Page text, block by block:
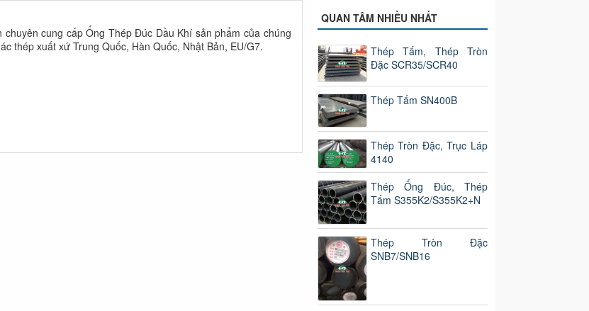
chuyên cung cấp Ống Thép Đúc Dầu Khí sản phẩm của chúng
thép xuất xứ Trung Quốc, Hàn Quốc, Nhật Bản, EU/G7.
QUAN TÂM NHIỀU NHẤT
Thép Tấm, Thép Tròn
Đặc SCR35/SCR40
Thép Tấm SN400B
Thép Tròn Đặc, Trục Láp
4140
Thép Ống Đúc, Thép
Tấm S355K2/S355K2+N
Thép Tròn Đặc
SNB7/SNB16